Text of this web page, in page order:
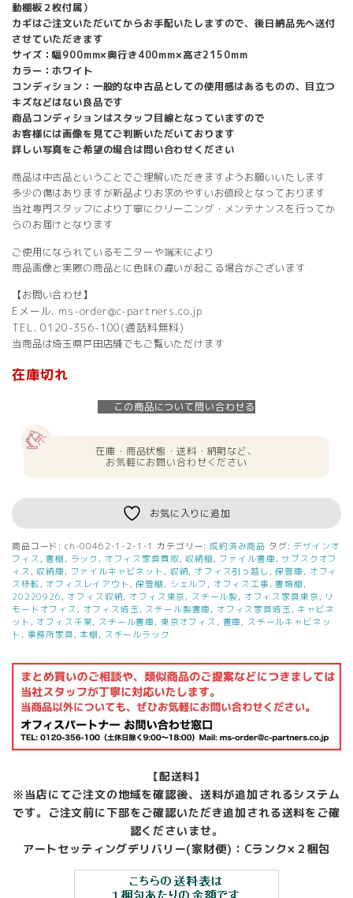
動棚板２枚付属）
カギはご注文いただいてからお手配いたしますので、後日納品先へ送付
させていただきます
サイズ：幅900mm×奥行き400mm×高さ2150mm
カラー：ホワイト
コンディション：一般的な中古品としての使用感はあるものの、目立つ
キズなどはない良品です
商品コンディションはスタッフ目線となっていますので
お客様には画像を見てご判断いただいております
詳しい写真をご希望の場合は問い合わせください
商品は中古品ということでご理解いただきますようお願いいたします
多少の傷はありますが新品よりお求めやすいお値段となっております
当社専門スタッフにより丁寧にクリーニング・メンテナンスを行ってか
らのお届けとなります
ご使用になられているモニターや端末により
商品画像と実際の商品とに色味の違いが起こる場合がございます
【お問い合わせ】
Eメール. ms-order@c-partners.co.jp
TEL. 0120-356-100(通話料無料)
当商品は埼玉県戸田店舗でもご覧いただけます
在庫切れ
この商品について問い合わせる
在庫・商品状態・送料・納期など、
お気軽にお問い合わせください
お気に入りに追加
商品コード: ch-00462-1-2-1-1 カテゴリー: 成約済み商品 タグ: デザインオ
フィス ,書棚 , ラック , オフィス家具買取,収納棚 , ファイル書庫 ,サブスクオフ
ィス ,収納庫 , ファイルキャビネット , 収納, オフィス引っ越し ,保管庫 , オフィ
ス移転 , オフィスレイアウト ,保管棚 , シェルフ , オフィス工事 ,書類棚 ,
20220926 , オフィス収納, オフィス東京 , スチール製 , オフィス家具東京 , リ
モートオフィス , オフィス埼玉 , スチール製書庫 , オフィス家具埼玉 , キャビネ
ット , オフィス千葉, スチール書庫 , 東京オフィス , 書庫 , スチールキャビネッ
ト , 事務所家具 ,本棚 , スチールラック
【配送料】
※当店にてご注文の地域を確認後、送料が追加されるシステム
です。ご注文前に下部をご確認いただき追加される送料をご確
認くださいませ。
アートセッティングデリバリー(家財便)：Cランク×２梱包